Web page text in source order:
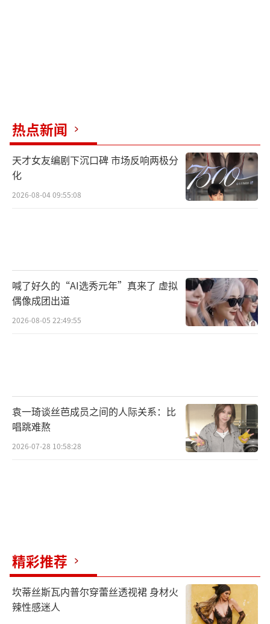
热点新闻
天才女友编剧下沉口碑 市场反响两极分
化
2026-08-04 09:55:08
喊了好久的“AI选秀元年”真来了 虚拟
偶像成团出道
2026-08-05 22:49:55
袁一琦谈丝芭成员之间的人际关系：比
唱跳难熬
2026-07-28 10:58:28
精彩推荐
坎蒂丝斯瓦内普尔穿蕾丝透视裙 身材火
辣性感迷人